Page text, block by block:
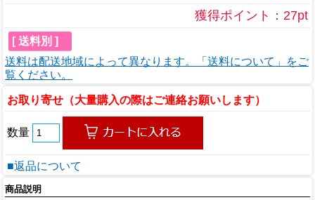
獲得ポイント：27pt
[ 送料別 ]
送料は配送地域によって異なります。「送料について」をご
覧ください。
お取り寄せ（大量購入の際はご連絡お願いします）
数量
■返品について
商品説明